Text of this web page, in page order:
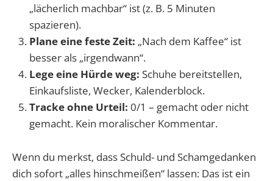
„lächerlich machbar“ ist (z. B. 5 Minuten
spazieren).
Plane eine feste Zeit: „Nach dem Kaffee“ ist
besser als „irgendwann“.
Lege eine Hürde weg: Schuhe bereitstellen,
Einkaufsliste, Wecker, Kalenderblock.
Tracke ohne Urteil: 0/1 – gemacht oder nicht
gemacht. Kein moralischer Kommentar.
Wenn du merkst, dass Schuld- und Schamgedanken
dich sofort „alles hinschmeißen“ lassen: Das ist ein